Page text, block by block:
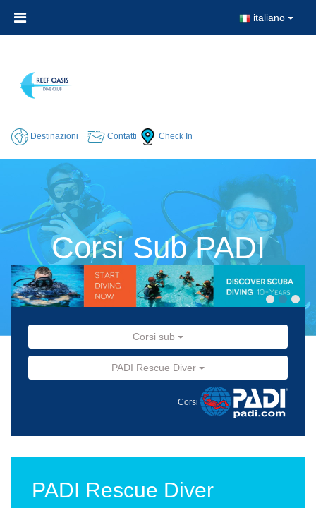
italiano
Destinazioni Contatti Check In
Corsi Sub PADI
Corsi sub
PADI Rescue Diver
Corsi
PADI Rescue Diver